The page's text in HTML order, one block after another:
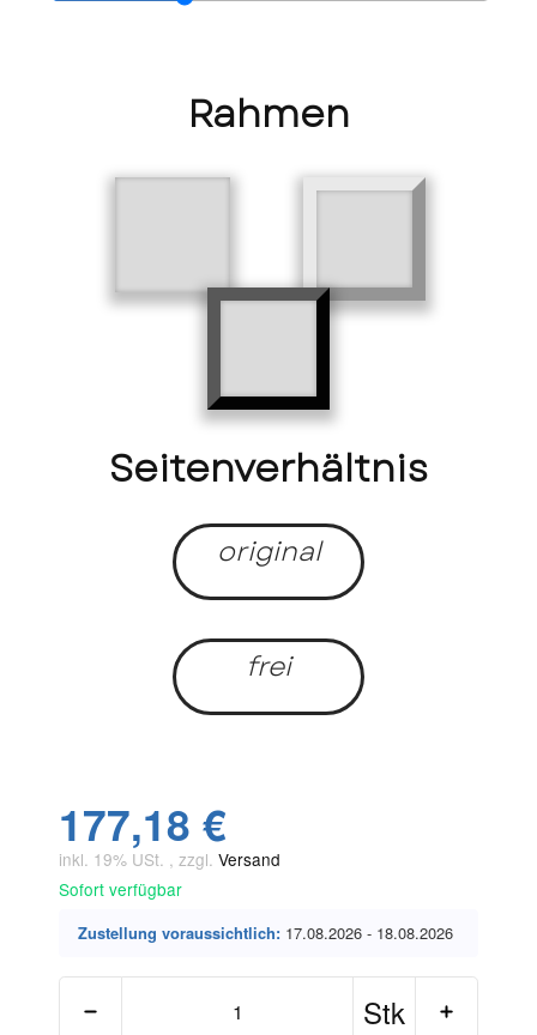
Rahmen
Seitenverhältnis
original
frei
177,18 €
inkl. 19% USt. , zzgl. Versand
Sofort verfügbar
Zustellung voraussichtlich: 17.08.2026 - 18.08.2026
Stk